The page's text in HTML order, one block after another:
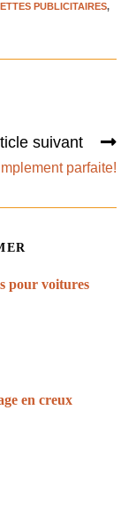
PUBLICITAIRES,
suivant
parfaite!
pour voitures
en creux